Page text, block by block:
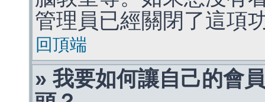
管理員已經關閉了這項
回頂端
» 我要如何讓自己的會